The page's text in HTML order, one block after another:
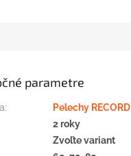
parametre
:
Pelechy RECORD
2 roky
Zvoľte variant